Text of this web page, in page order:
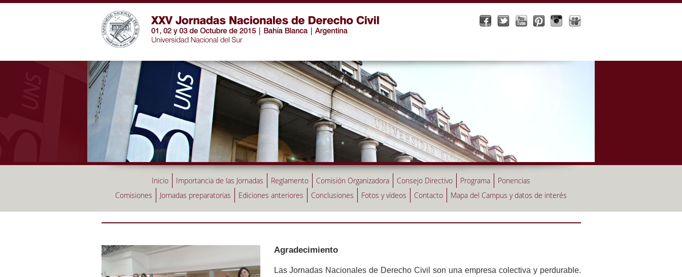
Inicio Importancia de las Jornadas Reglamento Comisión Organizadora Consejo Directivo Programa
Ponencias
Comisiones
Jornadas preparatorias Ediciones anteriores Conclusiones Fotos y videos Contacto Mapa del Campus y datos de interés
Agradecimiento
Las Jornadas Nacionales de Derecho Civil son una empresa colectiva y perdurable.